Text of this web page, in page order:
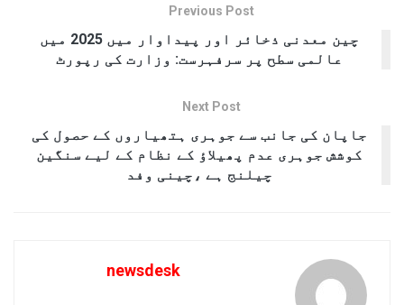
Previous Post
چین معدنی ذخائر اور پیداوار میں 2025 میں
عالمی سطح پر سرفہرست: وزارت کی رپورٹ
Next Post
جاپان کی جانب سے جوہری ہتھیاروں کے حصول کی
کوشش جوہری عدم پھیلاؤ کے نظام کے لیے سنگین
چیلنج ہے ،چینی وفد
newsdesk